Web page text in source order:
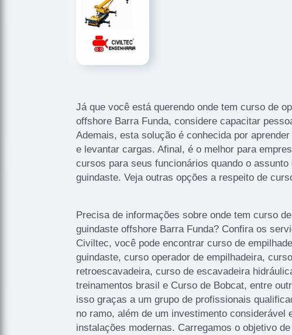
Já que você está querendo onde tem curso de
offshore Barra Funda, considere capacitar
Ademais, esta solução é conhecida por
e levantar cargas. Afinal, é o melhor para
cursos para seus funcionários quando o
guindaste. Veja outras opções a respeito de
Precisa de informações sobre onde tem curso
guindaste offshore Barra Funda? Confira os
Civiltec, você pode encontrar curso de
guindaste, curso operador de empilhadeira,
retroescavadeira, curso de escavadeira
treinamentos brasil e Curso de Bobcat, entre
isso graças a um grupo de profissionais
no ramo, além de um investimento considerável
instalações modernas. Carregamos o objetivo